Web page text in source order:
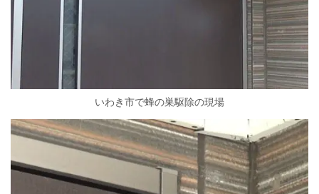
いわき市で蜂の巣駆除の現場